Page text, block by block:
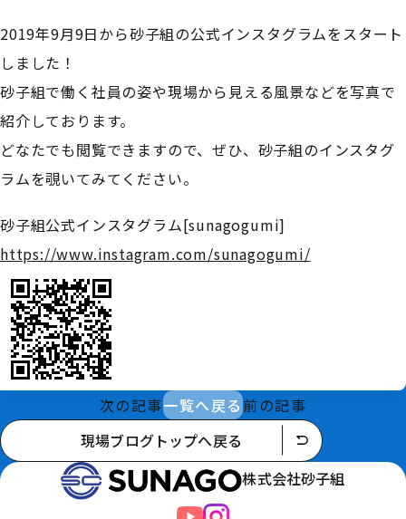
2019年9月9日から砂子組の公式インスタグラムをスタート
しました！
砂子組で働く社員の姿や現場から見える風景などを写真で
紹介しております。
どなたでも閲覧できますので、ぜひ、砂子組のインスタグ
ラムを覗いてみてください。
砂子組公式インスタグラム[sunagogumi]
https://www.instagram.com/sunagogumi/
次の記事一覧へ戻る前の記事
現場ブログトップへ戻る
株式会社砂子組